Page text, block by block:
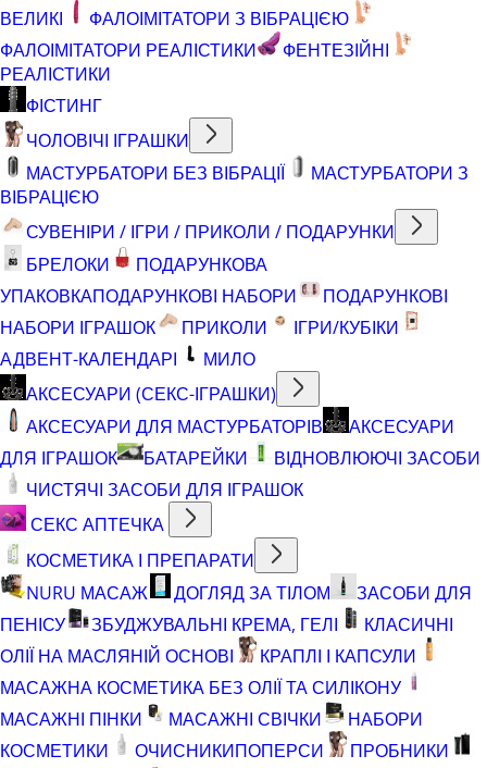
ВЕЛИКІ
ФАЛОІМІТАТОРИ З ВІБРАЦІЄЮ
ФАЛОІМІТАТОРИ РЕАЛІСТИКИ
ФЕНТЕЗІЙНІ
РЕАЛІСТИКИ
ФІСТИНГ
ЧОЛОВІЧІ ІГРАШКИ
МАСТУРБАТОРИ БЕЗ ВІБРАЦІЇ
МАСТУРБАТОРИ З
ВІБРАЦІЄЮ
СУВЕНІРИ / ІГРИ / ПРИКОЛИ / ПОДАРУНКИ
БРЕЛОКИ
ПОДАРУНКОВА
УПАКОВКАПОДАРУНКОВІ НАБОРИ
ПОДАРУНКОВІ
НАБОРИ ІГРАШОК
ПРИКОЛИ
ІГРИ/КУБІКИ
АДВЕНТ-КАЛЕНДАРІ
МИЛО
АКСЕСУАРИ (СЕКС-ІГРАШКИ)
АКСЕСУАРИ ДЛЯ МАСТУРБАТОРІВ
АКСЕСУАРИ
ДЛЯ ІГРАШОК
БАТАРЕЙКИ
ВІДНОВЛЮЮЧІ ЗАСОБИ
ЧИСТЯЧІ ЗАСОБИ ДЛЯ ІГРАШОК
СЕКС АПТЕЧКА
КОСМЕТИКА І ПРЕПАРАТИ
NURU МАСАЖ
ДОГЛЯД ЗА ТІЛОМ
ЗАСОБИ ДЛЯ
ПЕНІСУ
ЗБУДЖУВАЛЬНІ КРЕМА, ГЕЛІ
КЛАСИЧНІ
ОЛІЇ НА МАСЛЯНІЙ ОСНОВІ
КРАПЛІ І КАПСУЛИ
МАСАЖНА КОСМЕТИКА БЕЗ ОЛІЇ ТА СИЛІКОНУ
МАСАЖНІ ПІНКИ
МАСАЖНІ СВІЧКИ
НАБОРИ
КОСМЕТИКИ
ОЧИСНИКИПОПЕРСИ
ПРОБНИКИ